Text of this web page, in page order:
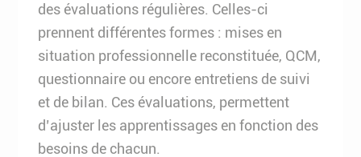
des évaluations régulières. Celles-ci
prennent différentes formes : mises en
situation professionnelle reconstituée, QCM,
questionnaire ou encore entretiens de suivi
et de bilan. Ces évaluations, permettent
d’ajuster les apprentissages en fonction des
besoins de chacun.